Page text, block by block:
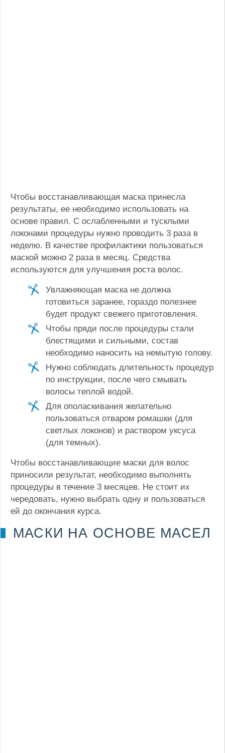
Чтобы восстанавливающая маска принесла
результаты, ее необходимо использовать на
основе правил. С ослабленными и тусклыми
локонами процедуры нужно проводить 3 раза в
неделю. В качестве профилактики пользоваться
маской можно 2 раза в месяц. Средства
используются для улучшения роста волос.
Увлажняющая маска не должна
готовиться заранее, гораздо полезнее
будет продукт свежего приготовления.
Чтобы пряди после процедуры стали
блестящими и сильными, состав
необходимо наносить на немытую голову.
Нужно соблюдать длительность процедур
по инструкции, после чего смывать
волосы теплой водой.
Для ополаскивания желательно
пользоваться отваром ромашки (для
светлых локонов) и раствором уксуса
(для темных).
Чтобы восстанавливающие маски для волос
приносили результат, необходимо выполнять
процедуры в течение 3 месяцев. Не стоит их
чередовать, нужно выбрать одну и пользоваться
ей до окончания курса.
МАСКИ НА ОСНОВЕ МАСЕЛ